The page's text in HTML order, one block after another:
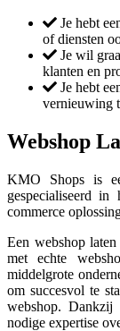
Je hebt
of diensten
Je wil
klanten en
Je hebt
vernieuwing
Webshop
KMO Shops is
gespecialiseerd
commerce
Een webshop
met echte
middelgrote
om succesvol te
webshop. Dankzij
nodige expertise